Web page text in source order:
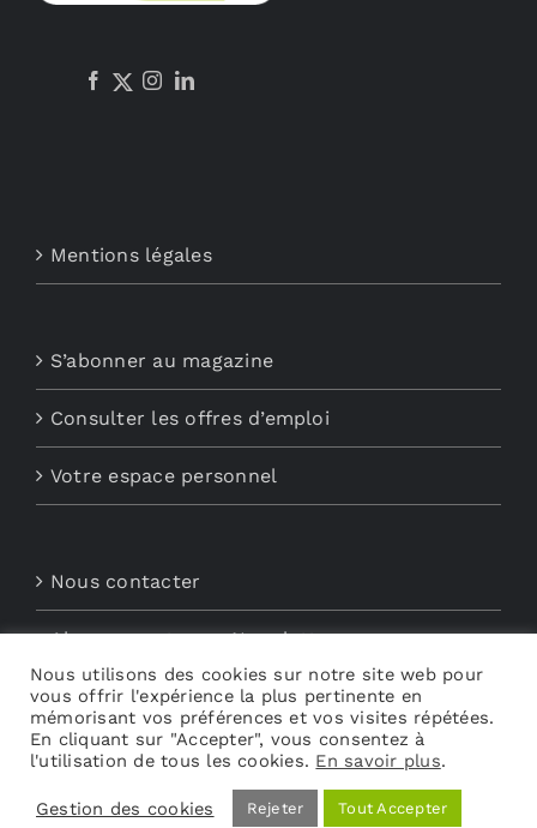
Mentions légales
S’abonner au magazine
Consulter les offres d’emploi
Votre espace personnel
Nous contacter
Abonnements aux Newsletters
Découvrez My Audio
Nous utilisons des cookies sur notre site web pour
vous offrir l'expérience la plus pertinente en
mémorisant vos préférences et vos visites répétées.
En cliquant sur "Accepter", vous consentez à
l'utilisation de tous les cookies. En savoir plus.
Gestion des cookies Rejeter Tout Accepter